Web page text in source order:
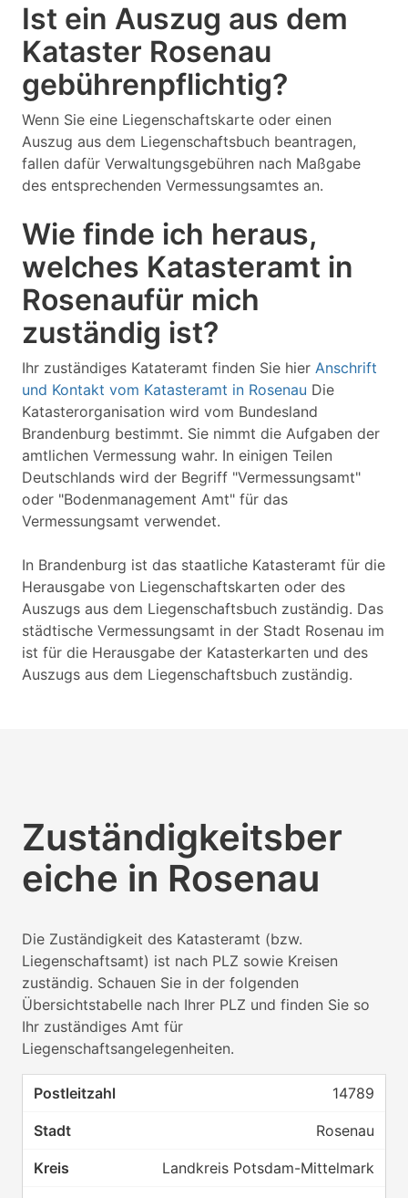
Ist ein Auszug aus dem
Kataster Rosenau
gebührenpflichtig?
Wenn Sie eine Liegenschaftskarte oder einen
Auszug aus dem Liegenschaftsbuch beantragen,
fallen dafür Verwaltungsgebühren nach Maßgabe
des entsprechenden Vermessungsamtes an.
Wie finde ich heraus,
welches Katasteramt in
Rosenaufür mich
zuständig ist?
Ihr zuständiges Katateramt finden Sie hier Anschrift
und Kontakt vom Katasteramt in Rosenau Die
Katasterorganisation wird vom Bundesland
Brandenburg bestimmt. Sie nimmt die Aufgaben der
amtlichen Vermessung wahr. In einigen Teilen
Deutschlands wird der Begriff "Vermessungsamt"
oder "Bodenmanagement Amt" für das
Vermessungsamt verwendet.
In Brandenburg ist das staatliche Katasteramt für die
Herausgabe von Liegenschaftskarten oder des
Auszugs aus dem Liegenschaftsbuch zuständig. Das
städtische Vermessungsamt in der Stadt Rosenau im
ist für die Herausgabe der Katasterkarten und des
Auszugs aus dem Liegenschaftsbuch zuständig.
Zuständigkeitsber
eiche in Rosenau
Die Zuständigkeit des Katasteramt (bzw.
Liegenschaftsamt) ist nach PLZ sowie Kreisen
zuständig. Schauen Sie in der folgenden
Übersichtstabelle nach Ihrer PLZ und finden Sie so
Ihr zuständiges Amt für
Liegenschaftsangelegenheiten.
14789
Rosenau
Landkreis Potsdam-Mittelmark